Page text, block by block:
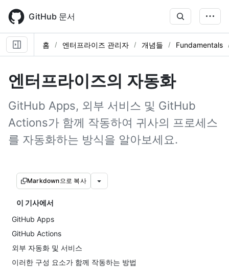
main
content
GitHub 문서
홈 엔터프라이즈 관리자 개념들 Fundamentals
엔터프라이즈의 자동화
GitHub Apps, 외부 서비스 및 GitHub
Actions가 함께 작동하여 귀사의 프로세스
를 자동화하는 방식을 알아보세요.
Markdown으로 복사
이 기사에서
GitHub Apps
GitHub Actions
외부 자동화 및 서비스
이러한 구성 요소가 함께 작동하는 방법